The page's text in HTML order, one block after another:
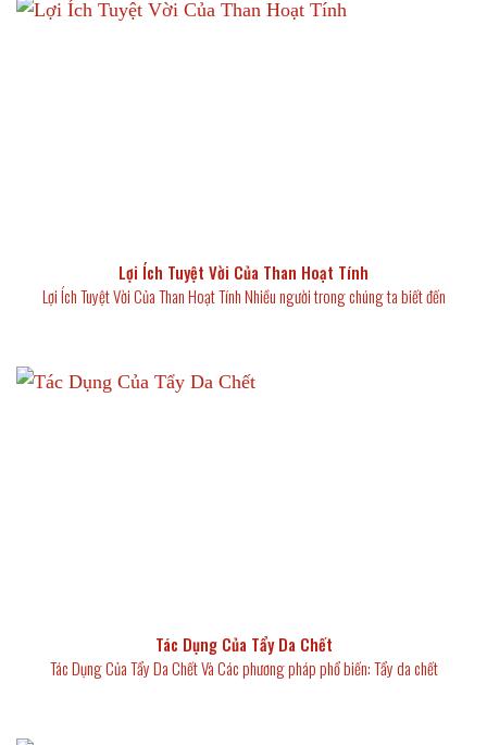
Lợi Ích Tuyệt Vời Của Than Hoạt Tính
Lợi Ích Tuyệt Vời Của Than Hoạt Tính Nhiều người trong chúng ta biết đến
Tác Dụng Của Tẩy Da Chết
Tác Dụng Của Tẩy Da Chết Và Các phương pháp phổ biến: Tẩy da chết